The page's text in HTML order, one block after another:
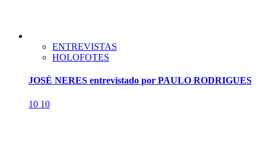
ENTREVISTAS
HOLOFOTES
JOSÉ NERES entrevistado por PAULO RODRIGUES
10 10